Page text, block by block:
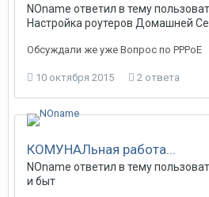
NOname ответил в тему
Настройка роутеров Домашней
Обсуждали же уже Вопрос по PPPoE
10 октября 2015 2 ответа
КОМУНАЛьная работа...
NOname ответил в тему
и быт